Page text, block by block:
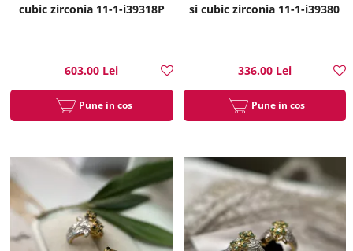
cubic zirconia 11-1-i39318P
603.00 Lei
Pune in cos
si cubic zirconia 11-1-i39380
336.00 Lei
Pune in cos